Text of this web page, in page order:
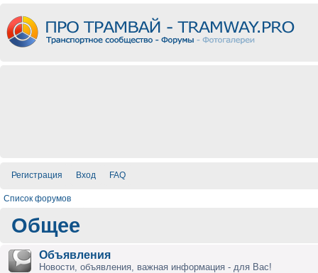
Регистрация Вход FAQ
Список форумов
Общее
Объявления
Новости, объявления, важная информация - для Вас!